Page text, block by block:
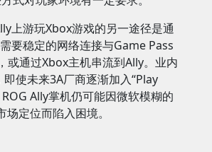
上游玩Xbox游戏的另一途径是通
要稳定的网络连接与Game Pass
或通过Xbox主机串流到Ally。业内
使未来3A厂商逐渐加入“Play
Ally掌机仍可能因微软模糊的
场定位而陷入困境。